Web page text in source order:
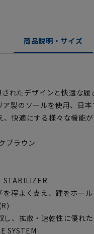
商品説明・サイズ
れたデザインと快適な
ア製のソールを使用、日
、快適にする様々な機能が
ブラウン
STABILIZER
を程よく支え、踵をホール
、拡散・速乾性に優れた
SYSTEM